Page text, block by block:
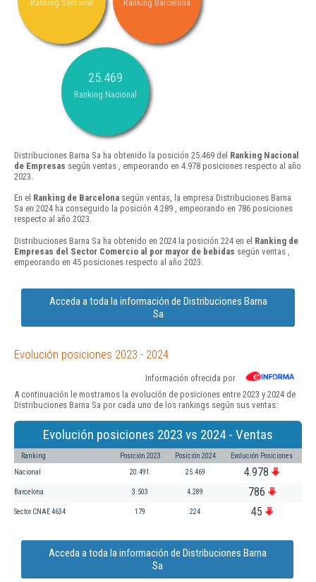
Ranking Sectorial Ranking Barcelona
25.469
Ranking Nacional
Distribuciones Barna Sa ha obtenido la posición 25.469 del Ranking Nacional
de Empresas según ventas , empeorando en 4.978 posiciones respecto al año
2023.
En el Ranking de Barcelona según ventas, la empresa Distribuciones Barna
Sa en 2024 ha conseguido la posición 4.289 , empeorando en 786 posiciones
respecto al año 2023.
Distribuciones Barna Sa ha obtenido en 2024 la posición 224 en el Ranking de
Empresas del Sector Comercio al por mayor de bebidas según ventas ,
empeorando en 45 posiciones respecto al año 2023.
Acceda a toda la información de Distribuciones Barna
Sa
Evolución posiciones 2023 - 2024
Información ofrecida por
A continuación le mostramos la evolución de posiciones entre 2023 y 2024 de
Distribuciones Barna Sa por cada uno de los rankings según sus ventas:
Evolución posiciones 2023 vs 2024 - Ventas
Ranking Posición 2023 Posición 2024 Evolución Posiciones
Nacional 20.491 25.469 4.978
Barcelona 3.503 4.289 786
Sector CNAE 4634 179 224 45
Acceda a toda la información de Distribuciones Barna
Sa